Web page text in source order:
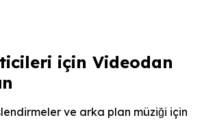
için Videodan
ve arka plan müziği için